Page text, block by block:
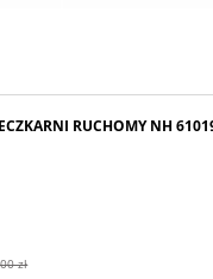
RUCHOMY NH
zł